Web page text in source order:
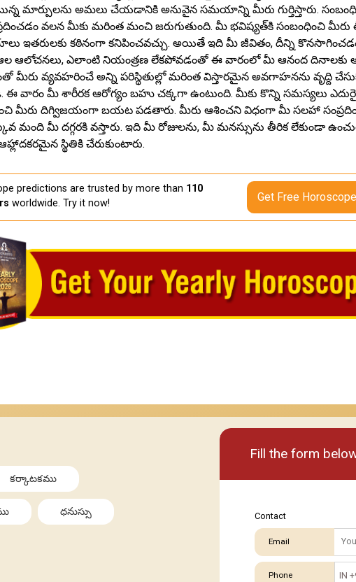
మార్పులను అమలు చేయడానికి అనువైన సమయాన్ని మీరు గుర్తిస్తారు.
వలన మీకు మరింత మంచి జరుగుతుంది. మీ భవిష్యత్‌కి సంబంధించి మీరు
ఇతరులకు కఠినంగా కనిపించవచ్చు. అయితే ఇది మీ జీవితం, దీన్ని
ఆలోచనలు, ఎలాంటి నియంత్రణ లేకపోవడంతో ఈ వారంలో మీ ఆనంద దినాలకు
మీరు వ్యవహరించే అన్ని పరిస్థితుల్లో మరింత విస్తారమైన అవగాహనను వృద్ది
ఈ వారం మీ శారీరక ఆరోగ్యం బహు చక్కగా ఉంటుంది. మీకు కొన్ని సమస్యలు
మీరు దిగ్విజయంగా బయట పడతారు. మీరు ఆశించని విధంగా మీ సలహా
మంది మీ దగ్గరకి వస్తారు. ఇది మీ రోజులను, మీ మనస్సును తీరిక లేకుండా
స్థితికి చేరుకుంటారు.
predictions are trusted by more than 110
worldwide. Try it now! Get Free
కర్కాటకము
ధనుస్సు Contact
Email
Phone IN
Fill the form